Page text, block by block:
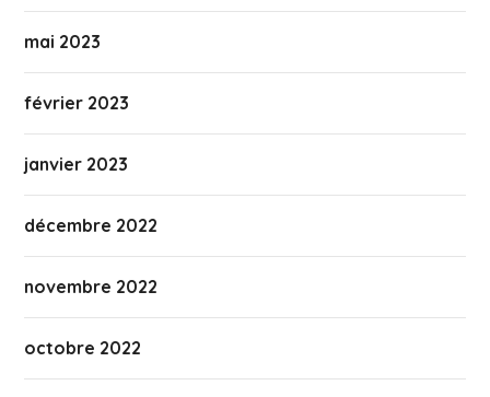
mai 2023
février 2023
janvier 2023
décembre 2022
novembre 2022
octobre 2022